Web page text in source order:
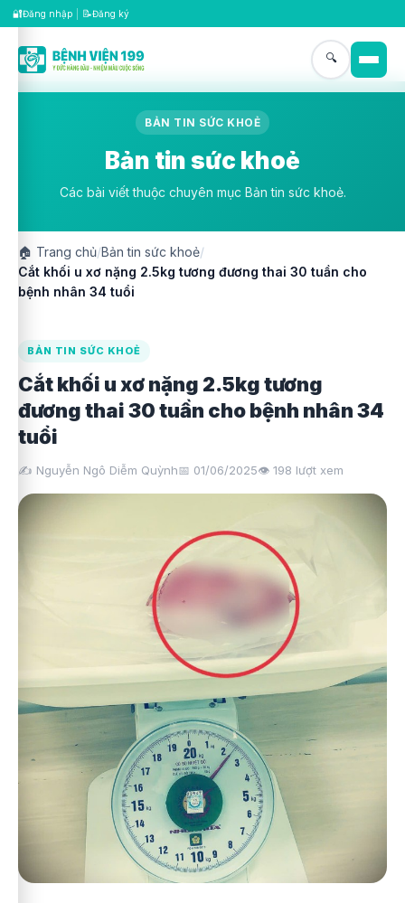
🔐Đăng nhập 📝Đăng ký
🔍
BẢN TIN SỨC KHOẺ
Bản tin sức khoẻ
Các bài viết thuộc chuyên mục Bản tin sức khoẻ.
🏠 Trang chủ/Bản tin sức khoẻ/
Cắt khối u xơ nặng 2.5kg tương đương thai 30 tuần cho
bệnh nhân 34 tuổi
BẢN TIN SỨC KHOẺ
Cắt khối u xơ nặng 2.5kg tương
đương thai 30 tuần cho bệnh nhân 34
tuổi
✍️ Nguyễn Ngô Diễm Quỳnh📅 01/06/2025👁️ 198 lượt xem